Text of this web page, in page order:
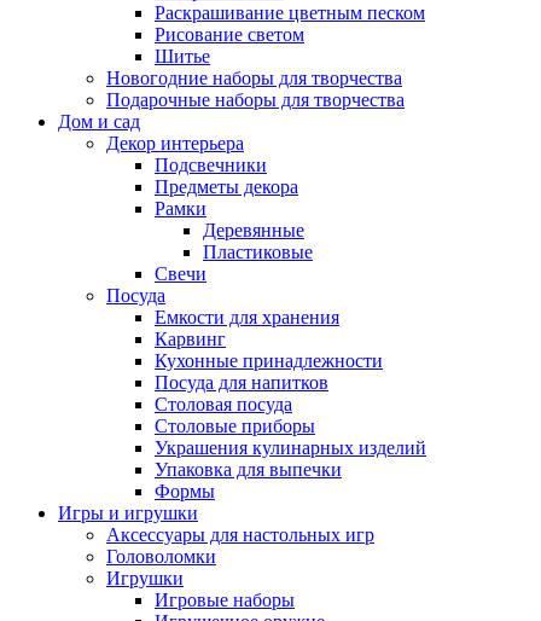
Раскрашивание цветным песком
Рисование светом
Шитье
Новогодние наборы для творчества
Подарочные наборы для творчества
Дом и сад
Декор интерьера
Подсвечники
Предметы декора
Рамки
Деревянные
Пластиковые
Свечи
Посуда
Емкости для хранения
Карвинг
Кухонные принадлежности
Посуда для напитков
Столовая посуда
Столовые приборы
Украшения кулинарных изделий
Упаковка для выпечки
Формы
Игры и игрушки
Аксессуары для настольных игр
Головоломки
Игрушки
Игровые наборы